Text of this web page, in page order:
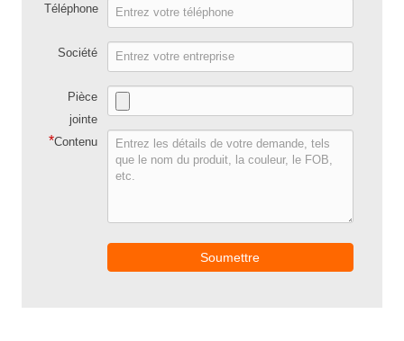
Téléphone
Société
Pièce
jointe
*Contenu
Soumettre